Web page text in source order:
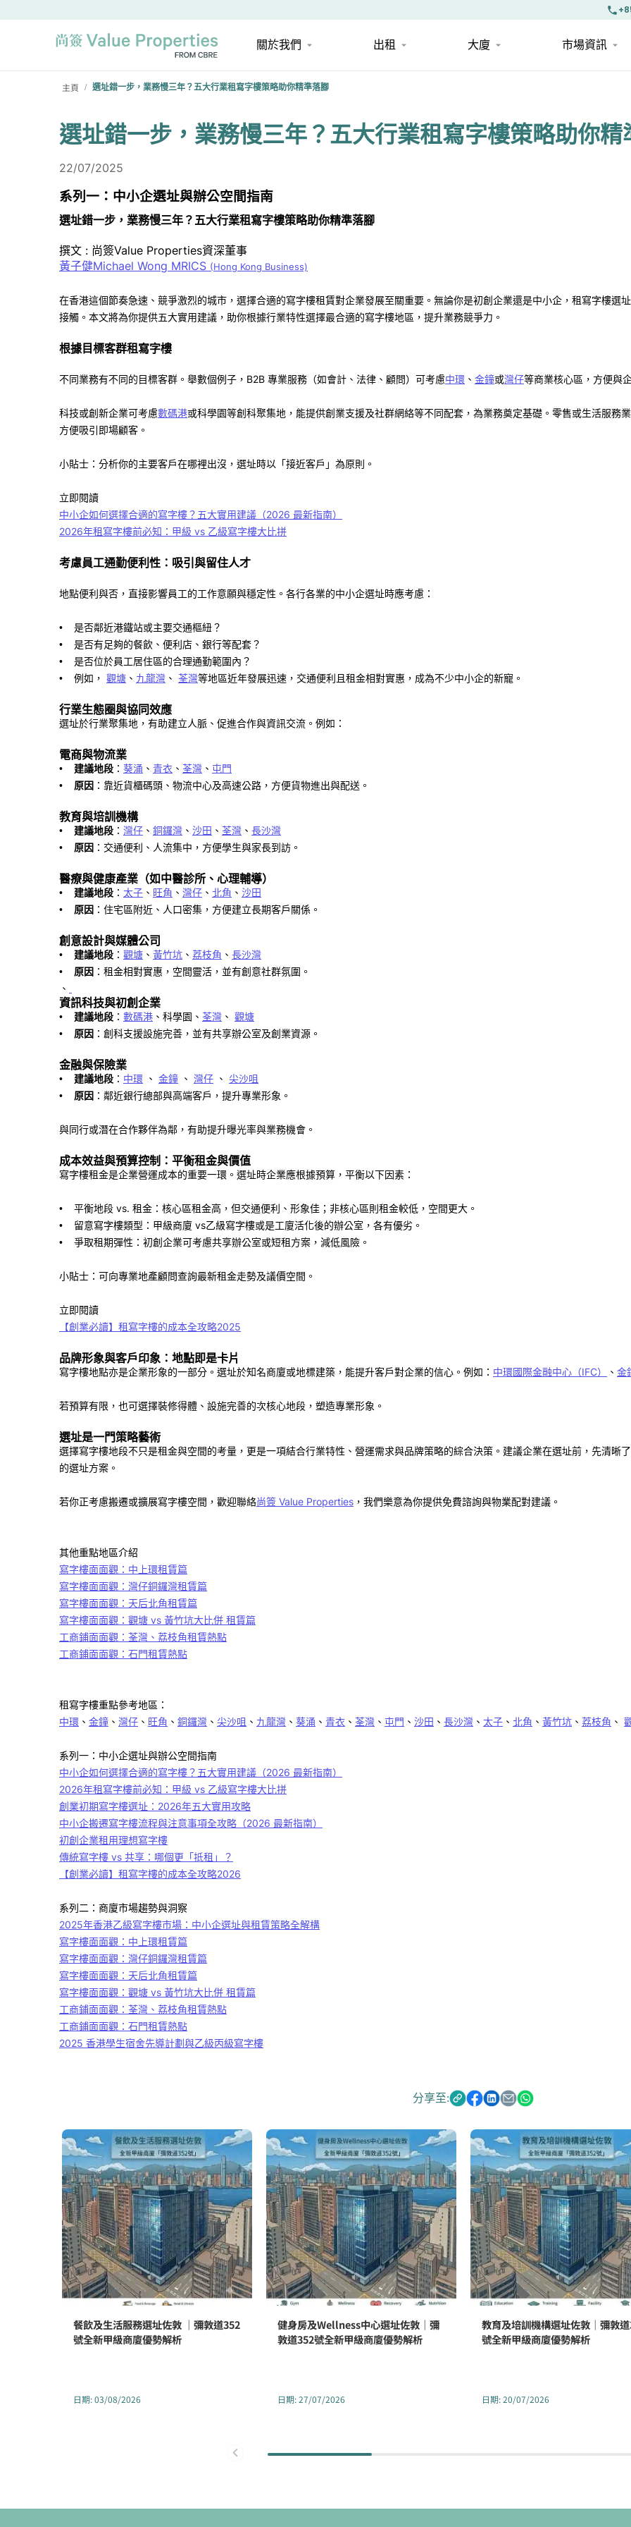
關於我們 出租 大廈 市場資訊
主頁 / 選址錯一步，業務慢三年？五大行業租寫字樓策略助你精準落腳
選址錯一步，業務慢三年？五大行業租寫字樓策略助你精
22/07/2025
系列一：中小企選址與辦公空間指南
選址錯一步，業務慢三年？五大行業租寫字樓策略助你精準落腳
撰文 : 尚簽Value Properties資深董事
黃子健Michael Wong MRICS (Hong Kong Business)
在香港這個節奏急速、競爭激烈的城市，選擇合適的寫字樓租賃對企業發展至關重要。無論你是初創企業還是中小企，租寫字樓選
接觸。本文將為你提供五大實用建議，助你根據行業特性選擇最合適的寫字樓地區，提升業務競爭力。
根據目標客群租寫字樓
不同業務有不同的目標客群。舉數個例子， B2B 專業服務（如會計、法律、顧問） 可考慮中環 、 金鐘或灣仔等商業核心區，方便與
科技或創新企業可考慮數碼港或科學園等創科聚集地，能提供創業支援及社群網絡等不同配套，為業務奠定基礎。零售或生活服務
方便吸引即場顧客。
小貼士：分析你的主要客戶在哪裡出沒，選址時以「接近客戶」為原則。
立即閱讀
中小企如何選擇合適的寫字樓？五大實用建議（2026 最新指南）
2026年租寫字樓前必知：甲級 vs 乙級寫字樓大比拼
考慮員工通勤便利性：吸引與留住人才
地點便利與否，直接影響員工的工作意願與穩定性。各行各業的中小企選址時應考慮：
• 是否鄰近港鐵站或主要交通樞紐？
• 是否有足夠的餐飲、便利店、銀行等配套？
• 是否位於員工居住區的合理通勤範圍內？
• 例如， 觀塘 、 九龍灣 、 荃灣等地區近年發展迅速，交通便利且租金相對實惠，成為不少中小企的新寵。
行業生態圈與協同效應
選址於行業聚集地，有助建立人脈、促進合作與資訊交流。例如：
電商與物流業
• 建議地段 ： 葵涌 、 青衣 、 荃灣 、 屯門
• 原因 ：靠近貨櫃碼頭、物流中心及高速公路，方便貨物進出與配送。
教育與培訓機構
• 建議地段 ： 灣仔 、 銅鑼灣 、 沙田 、 荃灣 、 長沙灣
• 原因 ：交通便利、人流集中，方便學生與家長到訪。
醫療與健康產業（如中醫診所、心理輔導）
• 建議地段 ： 太子 、 旺角 、 灣仔 、 北角 、 沙田
• 原因 ：住宅區附近、人口密集，方便建立長期客戶關係。
創意設計與媒體公司
• 建議地段 ： 觀塘 、 黃竹坑 、 荔枝角 、 長沙灣
• 原因 ：租金相對實惠，空間靈活，並有創意社群氛圍。
、
資訊科技與初創企業
• 建議地段 ： 數碼港 、科學園、 荃灣 、 觀塘
• 原因 ：創科支援設施完善，並有共享辦公室及創業資源。
金融與保險業
• 建議地段 ： 中環 、 金鐘 、 灣仔 、 尖沙咀
• 原因 ：鄰近銀行總部與高端客戶，提升專業形象。
與同行或潛在合作夥伴為鄰，有助提升曝光率與業務機會。
成本效益與預算控制：平衡租金與價值
寫字樓租金是企業營運成本的重要一環。選址時企業應根據預算，平衡以下因素：
• 平衡地段 vs. 租金：核心區租金高，但交通便利、形象佳；非核心區則租金較低，空間更大。
• 留意寫字樓類型：甲級商廈 vs乙級寫字樓或是工廈活化後的辦公室，各有優劣。
• 爭取租期彈性：初創企業可考慮共享辦公室或短租方案，減低風險。
小貼士：可向專業地產顧問查詢最新租金走勢及議價空間。
立即閱讀
【創業必讀】租寫字樓的成本全攻略2025
品牌形象與客戶印象：地點即是卡片
寫字樓地點亦是企業形象的一部分。選址於知名商廈或地標建築，能提升客戶對企業的信心。例如： 中環國際金融中心（IFC） 、 金
若預算有限，也可選擇裝修得體、設施完善的次核心地段，塑造專業形象。
選址是一門策略藝術
選擇寫字樓地段不只是租金與空間的考量，更是一項結合行業特性、營運需求與品牌策略的綜合決策。建議企業在選址前，先清晰
的選址方案。
若你正考慮搬遷或擴展寫字樓空間，歡迎聯絡尚簽 Value Properties ，我們樂意為你提供免費諮詢與物業配對建議。
其他重點地區介紹
寫字樓面面觀：中上環租賃篇
寫字樓面面觀：灣仔銅鑼灣租賃篇
寫字樓面面觀：天后北角租賃篇
寫字樓面面觀：觀塘 vs 黃竹坑大比併 租賃篇
工商鋪面面觀：荃灣、荔枝角租賃熱點
工商鋪面面觀：石門租賃熱點
租寫字樓重點參考地區：
中環 、 金鐘 、 灣仔 、 旺角 、 銅鑼灣 、 尖沙咀 、 九龍灣 、 葵涌 、 青衣 、 荃灣 、 屯門 、 沙田 、 長沙灣 、 太子 、 北角 、 黃竹坑 、 荔枝角 、
系列一：中小企選址與辦公空間指南
中小企如何選擇合適的寫字樓？五大實用建議（2026 最新指南）
2026年租寫字樓前必知：甲級 vs 乙級寫字樓大比拼
創業初期寫字樓選址：2026年五大實用攻略
中小企搬遷寫字樓流程與注意事項全攻略（2026 最新指南）
初創企業租用理想寫字樓
傳統寫字樓 vs 共享：哪個更「抵租」？
【創業必讀】租寫字樓的成本全攻略2026
系列二：商廈市場趨勢與洞察
2025年香港乙級寫字樓市場：中小企選址與租賃策略全解構
寫字樓面面觀：中上環租賃篇
寫字樓面面觀：灣仔銅鑼灣租賃篇
寫字樓面面觀：天后北角租賃篇
寫字樓面面觀：觀塘 vs 黃竹坑大比併 租賃篇
工商鋪面面觀：荃灣、荔枝角租賃熱點
工商鋪面面觀：石門租賃熱點
2025 香港學生宿舍先導計劃與乙級丙級寫字樓
分享至:
餐飲及生活服務選址佐敦 ｜彌敦道352
號全新甲級商廈優勢解析
日期:03/08/2026
健身房及Wellness中心選址佐敦｜彌
敦道352號全新甲級商廈優勢解析
日期:27/07/2026
教育及培訓機構選址佐敦｜彌敦
號全新甲級商廈優勢解析
日期:20/07/2026